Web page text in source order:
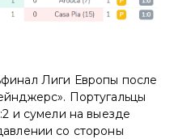
Лиги Европы после
Португальцы
и сумели на выезде
со стороны